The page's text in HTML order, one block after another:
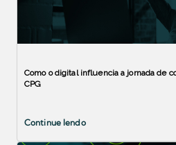
Como o digital influencia a jornada de
CPG
Continue lendo